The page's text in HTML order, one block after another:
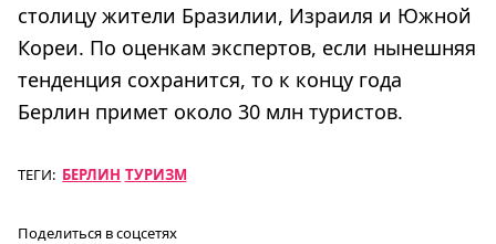
столицу жители Бразилии, Израиля и Южной
Кореи. По оценкам экспертов, если нынешняя
тенденция сохранится, то к концу года
Берлин примет около 30 млн туристов.
ТЕГИ: БЕРЛИН ТУРИЗМ
Поделиться в соцсетях